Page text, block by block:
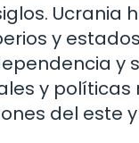
Ucrania
y
y
del este y